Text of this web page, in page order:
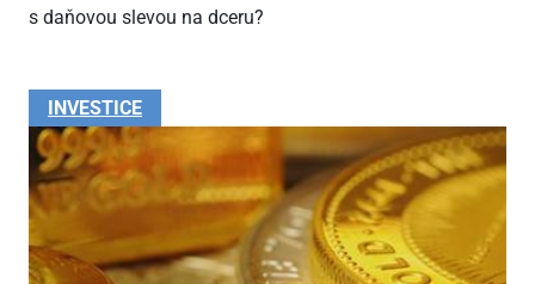
s daňovou slevou na dceru?
INVESTICE